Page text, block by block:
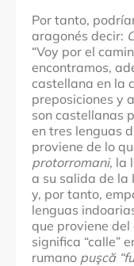
Por tanto,
aragonés decir:
“Voy por el
encontramos,
castellana en la
preposiciones y
son castellanas
en tres lenguas
proviene de lo
protorromani, la
a su salida de la
y, por tanto,
lenguas
que proviene del
significa “calle”
rumano puşcă